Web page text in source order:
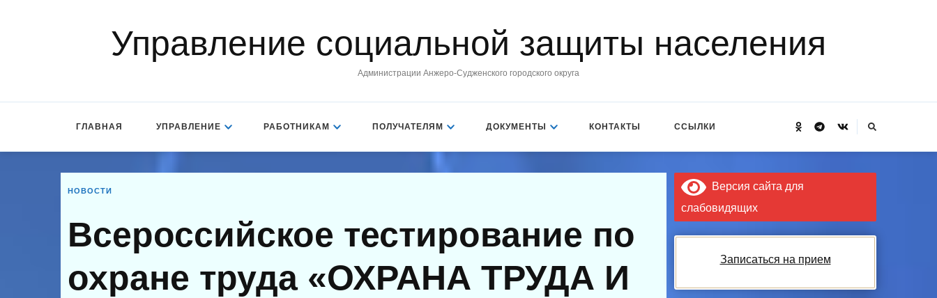
Управление социальной защиты населения
Администрации Анжеро-Судженского городского округа
ГЛАВНАЯ УПРАВЛЕНИЕ РАБОТНИКАМ ПОЛУЧАТЕЛЯМ ДОКУМЕНТЫ КОНТАКТЫ ССЫЛКИ
что-
НОВОСТИ
Всероссийское тестирование по
охране труда «ОХРАНА ТРУДА И
Версия сайта для
слабовидящих
Записаться на прием